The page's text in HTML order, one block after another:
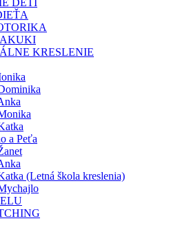
DETI
KRESLENIE
a Peťa
(Letná škola kreslenia)